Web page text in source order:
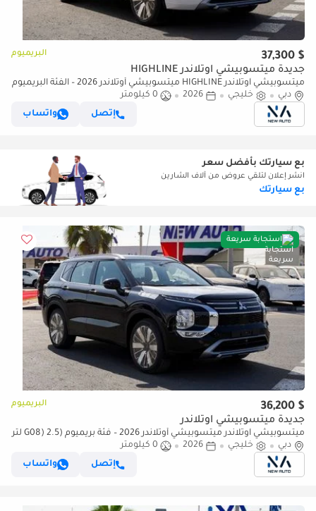
$ 37,300 البريميوم
جديدة ميتسوبيشي آوتلاندر HIGHLINE
ميتسوبيشي آوتلاندر HIGHLINE ميتسوبيشي أوتلاندر 2026 – الفئة البريميوم
(G09) 2.5 لتر | SUV بسبعة مقاعد | مواصفات الخليج (للتصدير فقط)
دبي خليجي 2026
0 كيلومتر
إتصل
واتساب
بع سيارتك بأفضل سعر
انشر إعلان لتلقي عروض من آلاف الشارين
بع سيارتك
استجابة سريعة
$ 36,200 البريميوم
جديدة ميتسوبيشي آوتلاندر
ميتسوبيشي آوتلاندر ميتسوبيشي أوتلاندر 2026 – فئة بريميوم (G08) 2.5 لتر
| SUV بسبعة مقاعد | مواصفات الخليج | للتصدير فقط (للتصدير فقط)
دبي خليجي 2026
0 كيلومتر
إتصل
واتساب